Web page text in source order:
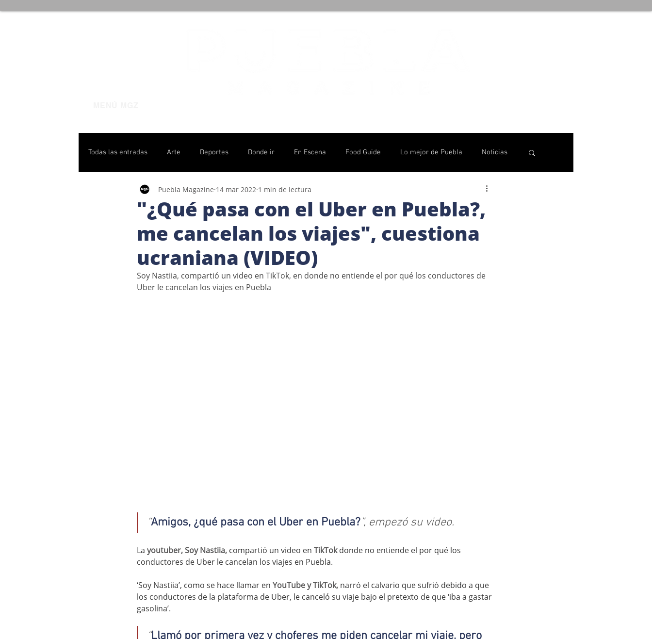
Todas las entradas Arte Deportes Donde ir En Escena Food Guide Lo mejor de Puebla Noticias
Poblanas destacadas Pulso Político
"¿Qué pasa con el Uber en Puebla?,
me cancelan los viajes", cuestiona
ucraniana (VIDEO)
Puebla Magazine 14 mar 2022 1 min de lectura
Soy Nastiia, compartió un video en TikTok, en donde no entiende el por qué los conductores de
Uber le cancelan los viajes en Puebla
“Amigos, ¿qué pasa con el Uber en Puebla?”, empezó su video.
La youtuber, Soy Nastiia, compartió un video en TikTok donde no entiende el por qué los
conductores de Uber le cancelan los viajes en Puebla.
‘Soy Nastiia’, como se hace llamar en YouTube y TikTok, narró el calvario que sufrió debido a que
los conductores de la plataforma de Uber, le canceló su viaje bajo el pretexto de que ‘iba a gastar
gasolina’.
“Llamó por primera vez y choferes me piden cancelar mi viaje, pero